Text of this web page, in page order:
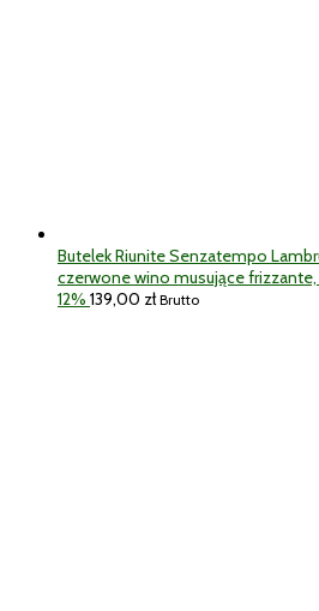
Butelek Riunite Senzatempo
czerwone wino musujące
12% 139,00 zł Brutto